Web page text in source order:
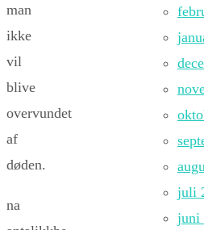
man
ikke
vil
blive
overvundet
af
døden.
na
juli
juni